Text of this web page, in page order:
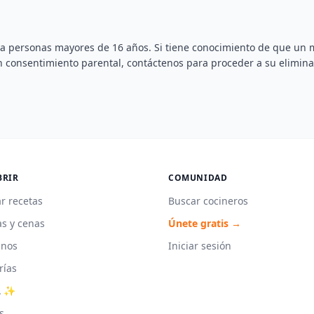
personas mayores de 16 años. Si tiene conocimiento de que un
consentimiento parental, contáctenos para proceder a su
recetas
y cenas
✨
COMUNIDAD
Buscar cocineros
Únete gratis →
Iniciar sesión